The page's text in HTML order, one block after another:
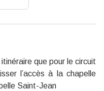
que pour le circuit
l’accès à la chapelle
Saint-Jean